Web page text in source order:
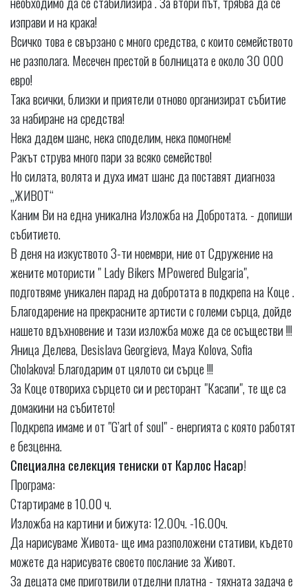
изправи и на крака!
Всичко това е свързано с много средства, с които семейството
не разполага. Месечен престой в болницата е около 30 000
евро!
Така всички, близки и приятели отново организират събитие
за набиране на средства!
Нека дадем шанс, нека споделим, нека помогнем!
Ракът струва много пари за всяко семейство!
Но силата, волята и духа имат шанс да поставят диагноза
„ЖИВОТ“
Каним Ви на една уникална Изложба на Добротата. - допиши
събитието.
В деня на изкуството 3-ти ноември, ние от Сдружение на
жените мотористи " Lady Bikers MPowered Bulgaria",
подготвяме уникален парад на добротата в подкрепа на Коце .
Благодарение на прекрасните артисти с големи сърца, дойде
нашето вдъхновение и тази изложба може да се осъществи !!!
Яница Делева, Desislava Georgieva, Maya Kolova, Sofia
Cholakova! Благодарим от цялото си сърце !!!
За Коце отвориха сърцето си и ресторант "Касапи", те ще са
домакини на събитето!
Подкрепа имаме и от "G’art of soul" - енергията с която работят
е безценна.
Специална селекция тениски от Карлос Насар!
Програма:
Стартираме в 10.00 ч.
Изложба на картини и бижута: 12.00ч. -16.00ч.
Да нарисуваме Живота- ще има разположени стативи, където
можете да нарисувате своето послание за Живот.
За децата сме приготвили отделни платна - тяхната задача е